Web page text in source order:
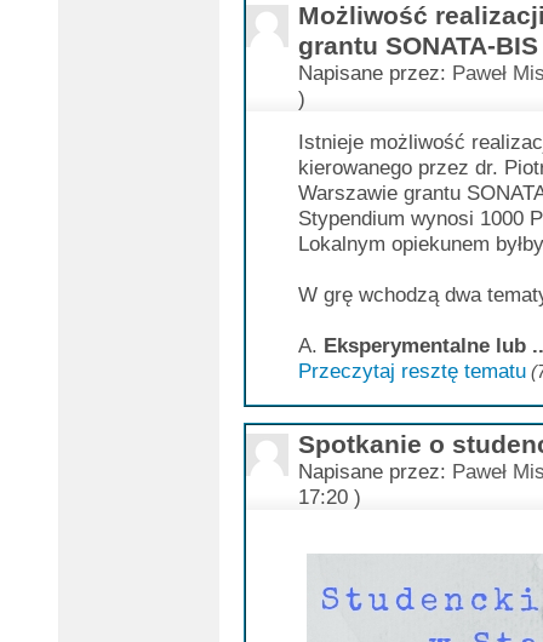
Możliwość
grantu SONATA-BIS
Napisane przez: Paweł
)
Istnieje możliwość
kierowanego przez dr.
Warszawie grantu
Stypendium wynosi 1000
Lokalnym opiekunem
W grę wchodzą dwa
A. Eksperymentalne lub
Przeczytaj resztę tematu
Spotkanie o
Napisane przez: Paweł
17:20 )